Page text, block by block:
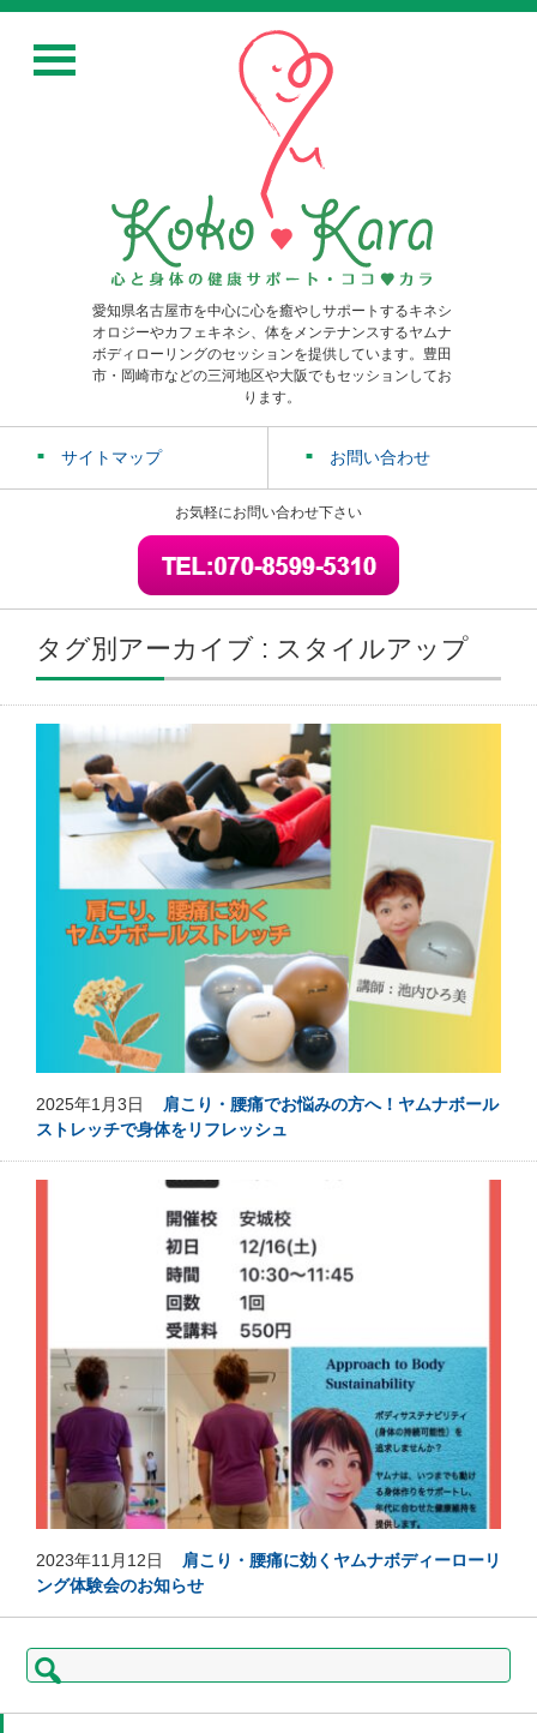
愛知県名古屋市を中心に心を癒やしサポートするキネシ
オロジーやカフェキネシ、体をメンテナンスするヤムナ
ボディローリングのセッションを提供しています。豊田
市・岡崎市などの三河地区や大阪でもセッションしてお
ります。
サイトマップ お問い合わせ
お気軽にお問い合わせ下さい
タグ別アーカイブ : スタイルアップ
2025年1月3日
肩こり・腰痛でお悩みの方へ！ヤムナボール
ストレッチで身体をリフレッシュ
2023年11月12日
肩こり・腰痛に効くヤムナボディーローリ
ング体験会のお知らせ
検
索: